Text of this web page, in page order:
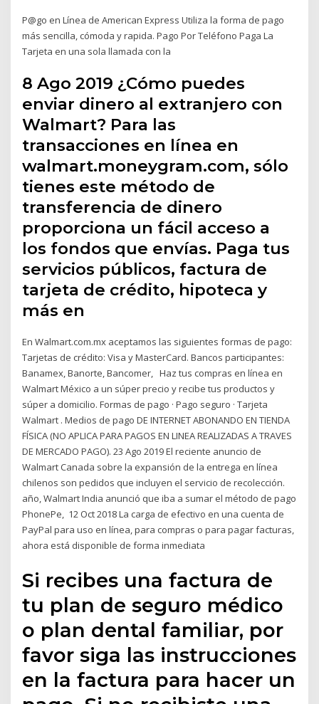
P@go en Línea de American Express Utiliza la forma de pago
más sencilla, cómoda y rapida. Pago Por Teléfono Paga La
Tarjeta en una sola llamada con la
8 Ago 2019 ¿Cómo puedes
enviar dinero al extranjero con
Walmart? Para las
transacciones en línea en
walmart.moneygram.com, sólo
tienes este método de
transferencia de dinero
proporciona un fácil acceso a
los fondos que envías. Paga tus
servicios públicos, factura de
tarjeta de crédito, hipoteca y
más en
En Walmart.com.mx aceptamos las siguientes formas de pago:
Tarjetas de crédito: Visa y MasterCard. Bancos participantes:
Banamex, Banorte, Bancomer, Haz tus compras en línea en
Walmart México a un súper precio y recibe tus productos y
súper a domicilio. Formas de pago · Pago seguro · Tarjeta
Walmart . Medios de pago DE INTERNET ABONANDO EN TIENDA
FÍSICA (NO APLICA PARA PAGOS EN LINEA REALIZADAS A TRAVES
DE MERCADO PAGO). 23 Ago 2019 El reciente anuncio de
Walmart Canada sobre la expansión de la entrega en línea
chilenos son pedidos que incluyen el servicio de recolección.
año, Walmart India anunció que iba a sumar el método de pago
PhonePe, 12 Oct 2018 La carga de efectivo en una cuenta de
PayPal para uso en línea, para compras o para pagar facturas,
ahora está disponible de forma inmediata
Si recibes una factura de
tu plan de seguro médico
o plan dental familiar, por
favor siga las instrucciones
en la factura para hacer un